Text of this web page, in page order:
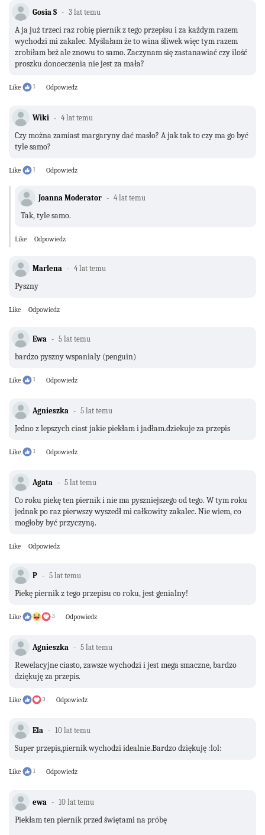
Gosia S 3 lat temu
A ja już trzeci raz robię piernik z tego przepisu i za każdym razem
wychodzi mi zakalec. Myślałam że to wina śliwek więc tym razem
zrobiłam beż ale znowu to samo. Zaczynam się zastanawiać czy ilość
proszku donoeczenia nie jest za mała?
Like 1 Odpowiedz
Wiki 4 lat temu
Czy można zamiast margaryny dać masło? A jak tak to czy ma go być
tyle samo?
Like 1 Odpowiedz
Joanna Moderator 4 lat temu
Tak, tyle samo.
Like Odpowiedz
Marlena 4 lat temu
Pyszny
Like Odpowiedz
Ewa 5 lat temu
bardzo pyszny wspanialy (penguin)
Like 1 Odpowiedz
Agnieszka 5 lat temu
Jedno z lepszych ciast jakie piekłam i jadłam.dziekuje za przepis
Like 1 Odpowiedz
Agata 5 lat temu
Co roku piekę ten piernik i nie ma pyszniejszego od tego. W tym roku
jednak po raz pierwszy wyszedł mi całkowity zakalec. Nie wiem, co
mogłoby być przyczyną.
Like Odpowiedz
P 5 lat temu
Piekę piernik z tego przepisu co roku, jest genialny!
Like 3 Odpowiedz
Agnieszka 5 lat temu
Rewelacyjne ciasto, zawsze wychodzi i jest mega smaczne, bardzo
dziękuję za przepis.
Like 3 Odpowiedz
Ela 10 lat temu
Super przepis,piernik wychodzi idealnie.Bardzo dziękuję :lol:
Like 1 Odpowiedz
ewa 10 lat temu
Piekłam ten piernik przed świętami na próbę